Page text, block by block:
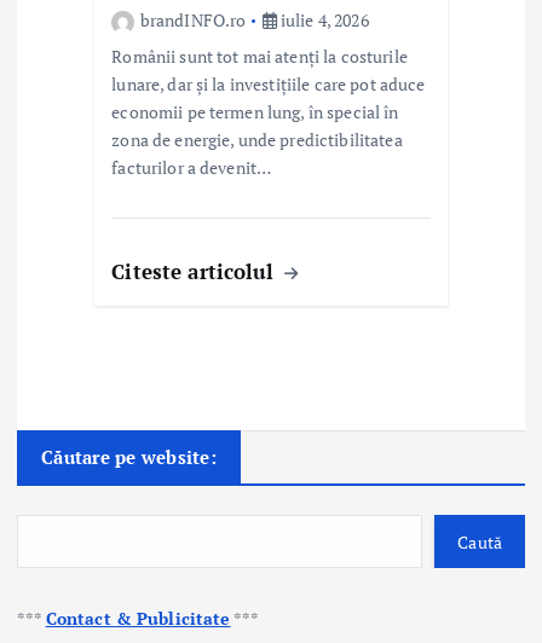
brandINFO.ro
iulie 4, 2026
Românii sunt tot mai atenți la costurile
lunare, dar și la investițiile care pot aduce
economii pe termen lung, în special în
zona de energie, unde predictibilitatea
facturilor a devenit…
Citeste articolul
Căutare pe website:
Caută
*** Contact & Publicitate ***